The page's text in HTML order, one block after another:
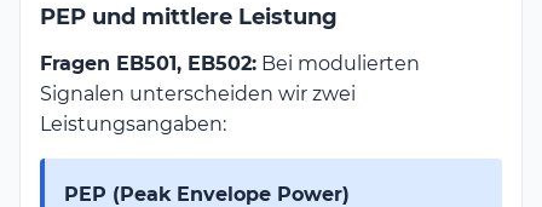
PEP und mittlere Leistung
Fragen EB501, EB502: Bei modulierten
Signalen unterscheiden wir zwei
Leistungsangaben:
PEP (Peak Envelope Power)